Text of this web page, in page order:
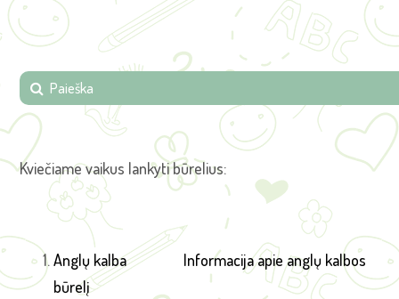
Kviečiame vaikus lankyti būrelius:
Anglų kalba Informacija apie anglų kalbos
būrelį